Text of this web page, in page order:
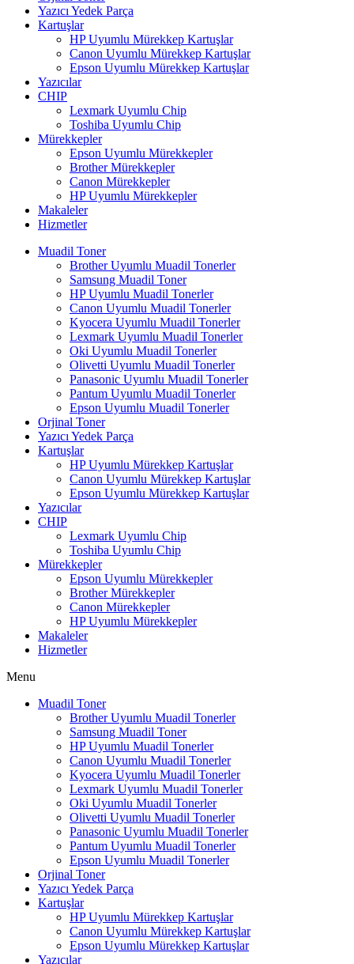
Yazıcı Yedek Parça
Kartuşlar
HP Uyumlu Mürekkep Kartuşlar
Canon Uyumlu Mürekkep Kartuşlar
Epson Uyumlu Mürekkep Kartuşlar
Yazıcılar
CHIP
Lexmark Uyumlu Chip
Toshiba Uyumlu Chip
Mürekkepler
Epson Uyumlu Mürekkepler
Brother Mürekkepler
Canon Mürekkepler
HP Uyumlu Mürekkepler
Makaleler
Hizmetler
Muadil Toner
Brother Uyumlu Muadil Tonerler
Samsung Muadil Toner
HP Uyumlu Muadil Tonerler
Canon Uyumlu Muadil Tonerler
Kyocera Uyumlu Muadil Tonerler
Lexmark Uyumlu Muadil Tonerler
Oki Uyumlu Muadil Tonerler
Olivetti Uyumlu Muadil Tonerler
Panasonic Uyumlu Muadil Tonerler
Pantum Uyumlu Muadil Tonerler
Epson Uyumlu Muadil Tonerler
Orjinal Toner
Yazıcı Yedek Parça
Kartuşlar
HP Uyumlu Mürekkep Kartuşlar
Canon Uyumlu Mürekkep Kartuşlar
Epson Uyumlu Mürekkep Kartuşlar
Yazıcılar
CHIP
Lexmark Uyumlu Chip
Toshiba Uyumlu Chip
Mürekkepler
Epson Uyumlu Mürekkepler
Brother Mürekkepler
Canon Mürekkepler
HP Uyumlu Mürekkepler
Makaleler
Hizmetler
Menu
Muadil Toner
Brother Uyumlu Muadil Tonerler
Samsung Muadil Toner
HP Uyumlu Muadil Tonerler
Canon Uyumlu Muadil Tonerler
Kyocera Uyumlu Muadil Tonerler
Lexmark Uyumlu Muadil Tonerler
Oki Uyumlu Muadil Tonerler
Olivetti Uyumlu Muadil Tonerler
Panasonic Uyumlu Muadil Tonerler
Pantum Uyumlu Muadil Tonerler
Epson Uyumlu Muadil Tonerler
Orjinal Toner
Yazıcı Yedek Parça
Kartuşlar
HP Uyumlu Mürekkep Kartuşlar
Canon Uyumlu Mürekkep Kartuşlar
Epson Uyumlu Mürekkep Kartuşlar
Yazıcılar